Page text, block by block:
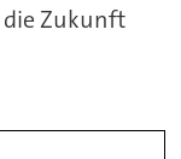
Zukunft